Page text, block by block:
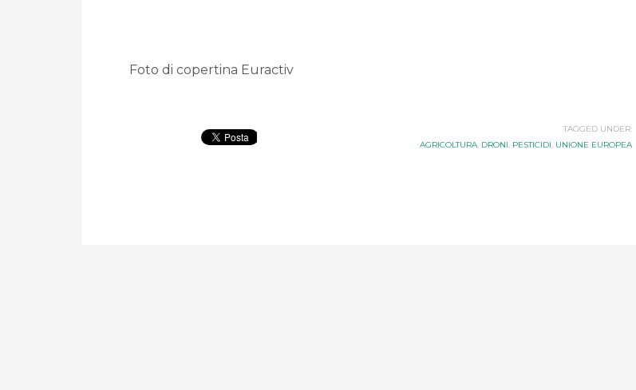
Foto di copertina Euractiv
TAGGED UNDER:
AGRICOLTURA, DRONI, PESTICIDI, UNIONE EUROPEA